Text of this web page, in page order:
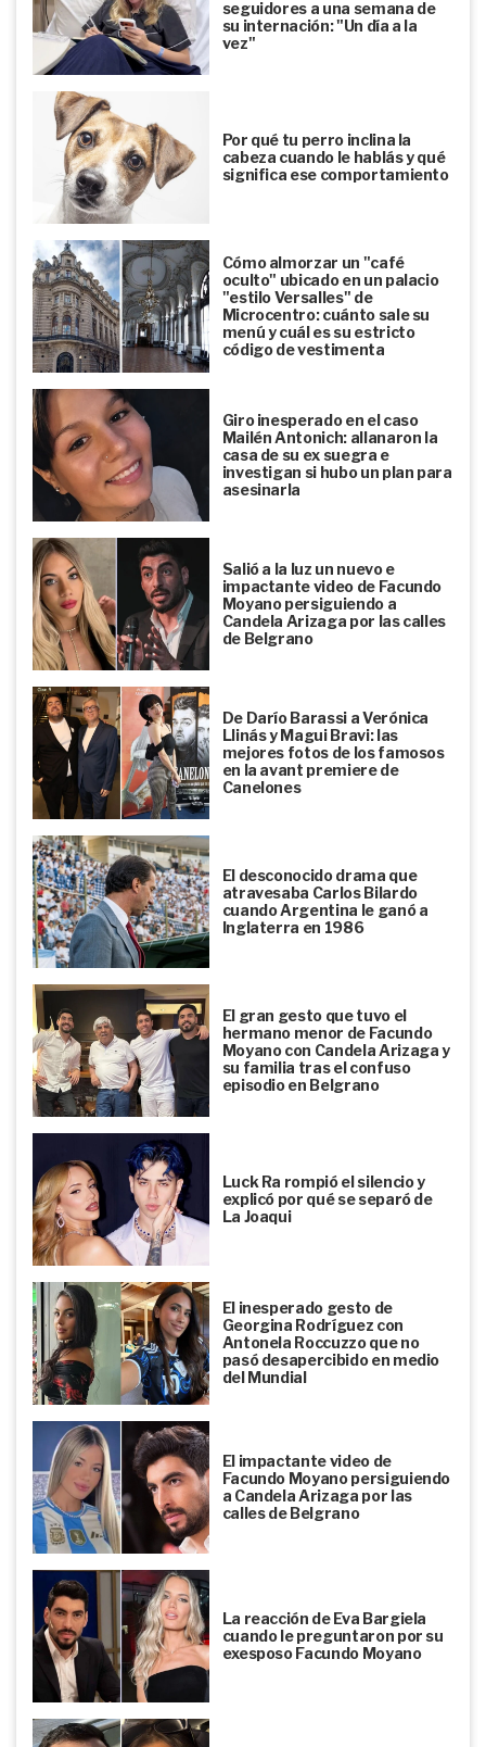
seguidores a una semana de
su internación: "Un día a la
vez"
Por qué tu perro inclina la
cabeza cuando le hablás y qué
significa ese comportamiento
Cómo almorzar un "café
oculto" ubicado en un palacio
"estilo Versalles" de
Microcentro: cuánto sale su
menú y cuál es su estricto
código de vestimenta
Giro inesperado en el caso
Mailén Antonich: allanaron la
casa de su ex suegra e
investigan si hubo un plan para
asesinarla
Salió a la luz un nuevo e
impactante video de Facundo
Moyano persiguiendo a
Candela Arizaga por las calles
de Belgrano
De Darío Barassi a Verónica
Llinás y Magui Bravi: las
mejores fotos de los famosos
en la avant premiere de
Canelones
El desconocido drama que
atravesaba Carlos Bilardo
cuando Argentina le ganó a
Inglaterra en 1986
El gran gesto que tuvo el
hermano menor de Facundo
Moyano con Candela Arizaga y
su familia tras el confuso
episodio en Belgrano
Luck Ra rompió el silencio y
explicó por qué se separó de
La Joaqui
El inesperado gesto de
Georgina Rodríguez con
Antonela Roccuzzo que no
pasó desapercibido en medio
del Mundial
El impactante video de
Facundo Moyano persiguiendo
a Candela Arizaga por las
calles de Belgrano
La reacción de Eva Bargiela
cuando le preguntaron por su
exesposo Facundo Moyano